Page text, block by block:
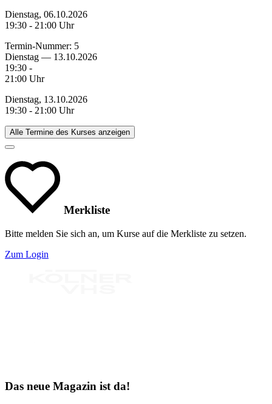
Dienstag, 06.10.2026
19:30 - 21:00 Uhr
Termin-Nummer: 5
Dienstag — 13.10.2026
19:30 -
21:00 Uhr
Dienstag, 13.10.2026
19:30 - 21:00 Uhr
Alle Termine des Kurses anzeigen
Merkliste
Bitte melden Sie sich an, um Kurse auf die Merkliste zu setzen.
Zum Login
Das neue Magazin ist da!